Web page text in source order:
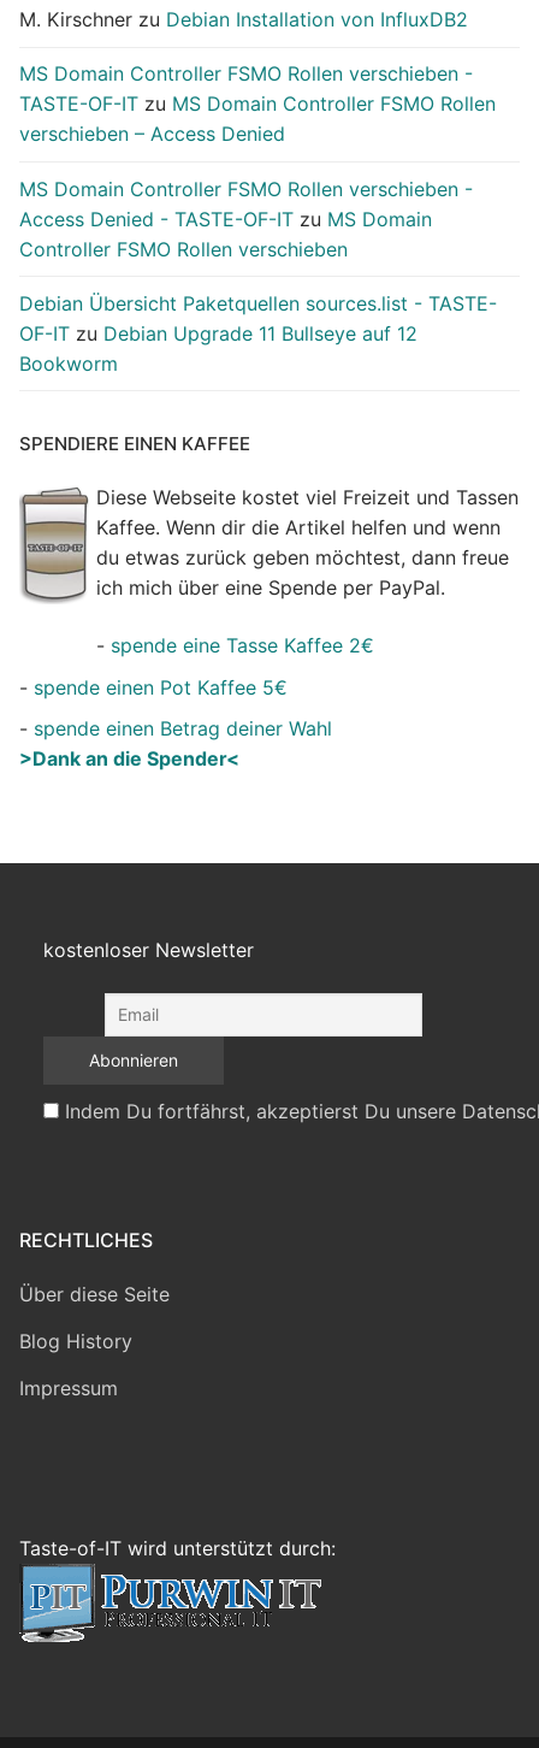
M. Kirschner zu Debian Installation von InfluxDB2
MS Domain Controller FSMO Rollen verschieben -
TASTE-OF-IT zu MS Domain Controller FSMO Rollen
verschieben – Access Denied
MS Domain Controller FSMO Rollen verschieben -
Access Denied - TASTE-OF-IT zu MS Domain
Controller FSMO Rollen verschieben
Debian Übersicht Paketquellen sources.list - TASTE-
OF-IT zu Debian Upgrade 11 Bullseye auf 12
Bookworm
SPENDIERE EINEN KAFFEE
Diese Webseite kostet viel Freizeit und Tassen
Kaffee. Wenn dir die Artikel helfen und wenn
du etwas zurück geben möchtest, dann freue
ich mich über eine Spende per PayPal.
- spende eine Tasse Kaffee 2€
- spende einen Pot Kaffee 5€
- spende einen Betrag deiner Wahl
>Dank an die Spender<
kostenloser Newsletter
Indem Du fortfährst, akzeptierst Du unsere
RECHTLICHES
Über diese Seite
Blog History
Impressum
Taste-of-IT wird unterstützt durch: